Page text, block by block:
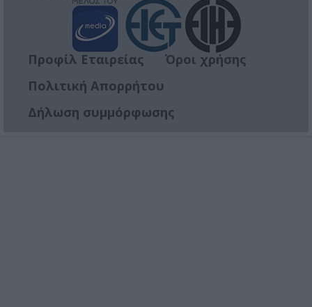
Προφίλ Εταιρείας
Όροι χρήσης
Πολιτική Απορρήτου
Δήλωση συμμόρφωσης